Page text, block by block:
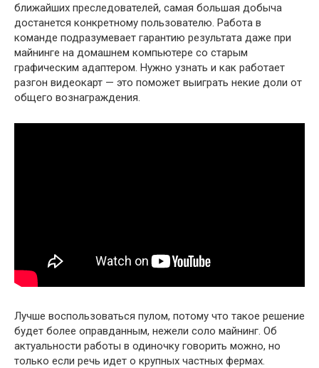
ближайших преследователей, самая большая добыча
достанется конкретному пользователю. Работа в
команде подразумевает гарантию результата даже при
майнинге на домашнем компьютере со старым
графическим адаптером. Нужно узнать и как работает
разгон видеокарт — это поможет выиграть некие доли от
общего вознаграждения.
Лучше воспользоваться пулом, потому что такое решение
будет более оправданным, нежели соло майнинг. Об
актуальности работы в одиночку говорить можно, но
только если речь идет о крупных частных фермах.